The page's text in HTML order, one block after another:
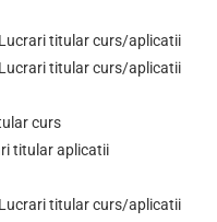
titular curs/aplicatii
titular curs/aplicatii
curs
titular aplicatii
titular curs/aplicatii